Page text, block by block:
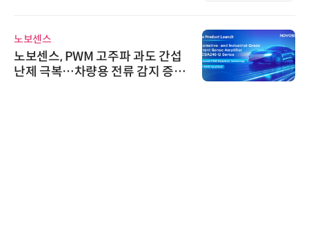
노보센스
노보센스, PWM 고주파 과도 간섭
난제 극복…차량용 전류 감지 증폭